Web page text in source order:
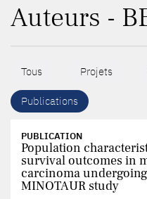
Auteurs -
Tous Projets
Publications
PUBLICATION
Population
survival outcomes in
carcinoma
MINOTAUR study